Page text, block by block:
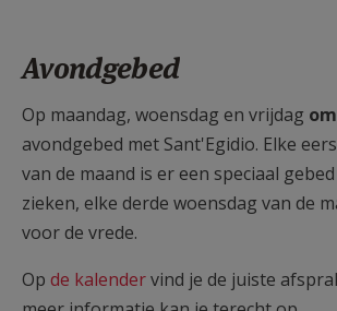
Avondgebed
Op maandag, woensdag en vrijdag
avondgebed met Sant'Egidio. Elke
van de maand is er een speciaal
zieken, elke derde woensdag van de
voor de vrede.
Op de kalendervind je de juiste